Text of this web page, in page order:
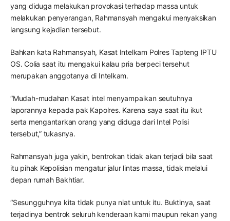
yang diduga melakukan provokasi terhadap massa untuk
melakukan penyerangan, Rahmansyah mengakui menyaksikan
langsung kejadian tersebut.
Bahkan kata Rahmansyah, Kasat Intelkam Polres Tapteng IPTU
OS. Colia saat itu mengakui kalau pria berpeci tersehut
merupakan anggotanya di Intelkam.
“Mudah-mudahan Kasat intel menyampaikan seutuhnya
laporannya kepada pak Kapolres. Karena saya saat itu ikut
serta mengantarkan orang yang diduga dari Intel Polisi
tersebut,” tukasnya.
Rahmansyah juga yakin, bentrokan tidak akan terjadi bila saat
itu pihak Kepolisian mengatur jalur lintas massa, tidak melalui
depan rumah Bakhtiar.
“Sesungguhnya kita tidak punya niat untuk itu. Buktinya, saat
terjadinya bentrok seluruh kenderaan kami maupun rekan yang